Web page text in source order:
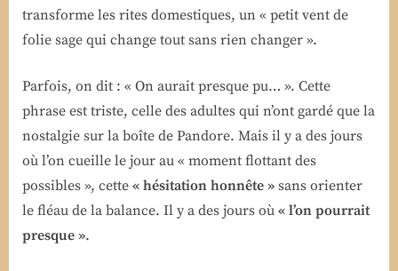
transforme les rites domestiques, un « petit vent de
folie sage qui change tout sans rien changer ».
Parfois, on dit : « On aurait presque pu… ». Cette
phrase est triste, celle des adultes qui n’ont gardé que la
nostalgie sur la boîte de Pandore. Mais il y a des jours
où l’on cueille le jour au « moment flottant des
possibles », cette « hésitation honnête » sans orienter
le fléau de la balance. Il y a des jours où « l’on pourrait
presque ».